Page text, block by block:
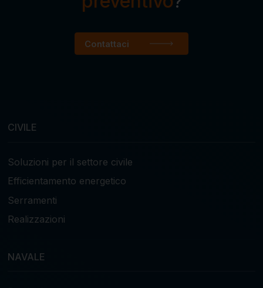
Contattaci
CIVILE
Soluzioni per il settore civile
Efficientamento energetico
Serramenti
Realizzazioni
NAVALE